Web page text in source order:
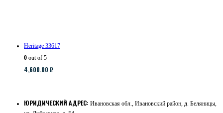
Heritage 33617
0 out of 5
4,600.00 ₽
ЮРИДИЧЕСКИЙ АДРЕС: Ивановская обл., Ивановский район, д. Беляницы,